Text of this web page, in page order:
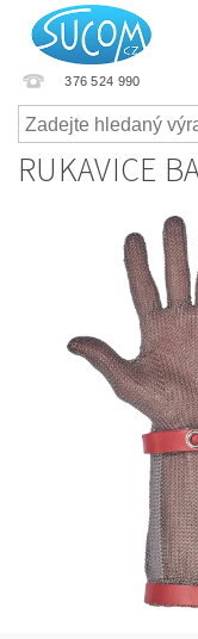
376 524 990
RUKAVICE